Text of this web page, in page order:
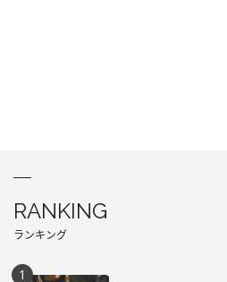
RANKING
ランキング